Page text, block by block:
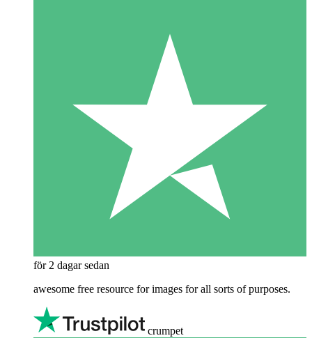
för 2 dagar sedan
awesome free resource for images for all sorts of purposes.
crumpet